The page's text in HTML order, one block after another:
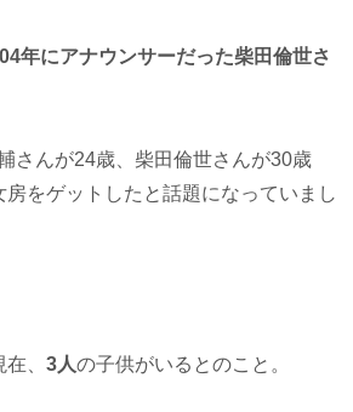
年にアナウンサーだった柴田倫世さ
さんが24歳、柴田倫世さんが30歳
をゲットしたと話題になっていまし
、 3人の子供がいるとのこと。